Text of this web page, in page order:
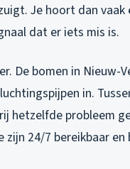
Je hoort dan vaak
dat er iets mis is.
De bomen in Nieuw-
in.
hetzelfde probleem
zijn 24/7 bereikbaar en